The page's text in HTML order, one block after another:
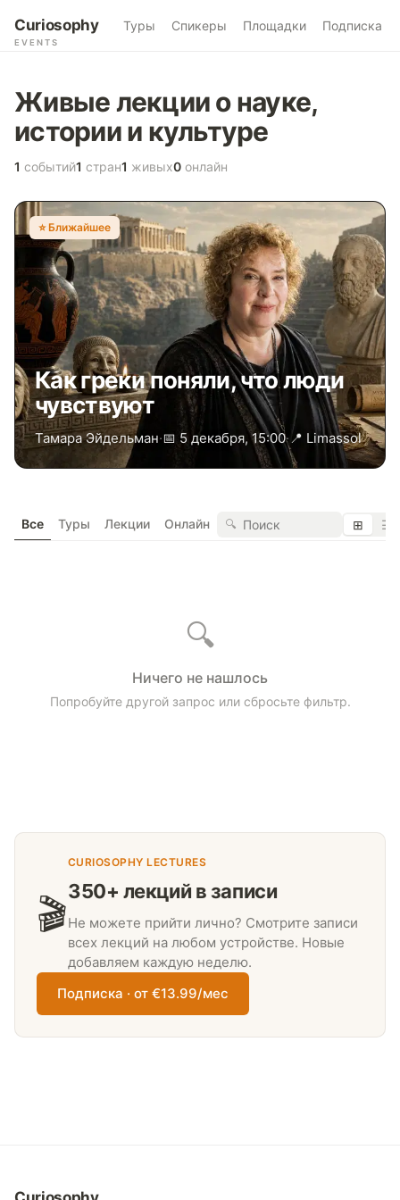
Curiosophy
EVENTS
Туры Спикеры Площадки Подписка
Живые лекции о науке,
истории и культуре
1 событий1 стран1 живых0 онлайн
⭐️ Ближайшее
Как греки поняли, что люди
чувствуют
Тамара Эйдельман·📅 5 декабря, 15:00·📍 Limassol
Все Туры Лекции Онлайн 🔍 ⊞ ☰
🔍
Ничего не нашлось
Попробуйте другой запрос или сбросьте фильтр.
🎬
CURIOSOPHY LECTURES
350+ лекций в записи
Не можете прийти лично? Смотрите записи
всех лекций на любом устройстве. Новые
добавляем каждую неделю.
Подписка · от €13.99/мес